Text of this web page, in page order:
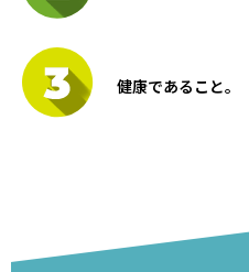
健康であること。